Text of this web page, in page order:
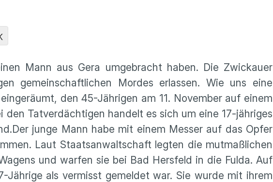
Mann aus Gera umgebracht haben. Die Zwickauer
gemeinschaftlichen Mordes erlassen. Wie uns eine
den 45-Jährigen am 11. November auf einem
den Tatverdächtigen handelt es sich um eine 17-jähriges
junge Mann habe mit einem Messer auf das Opfer
Laut Staatsanwaltschaft legten die mutmaßlichen
und warfen sie bei Bad Hersfeld in die Fulda. Auf
Jährige als vermisst gemeldet war. Sie wurde mit ihrem